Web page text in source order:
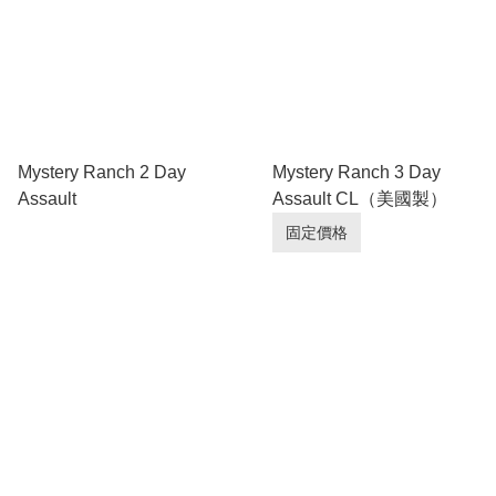
Mystery Ranch 2 Day
Assault
Mystery Ranch 3 Day
Assault CL（美國製）
固定價格